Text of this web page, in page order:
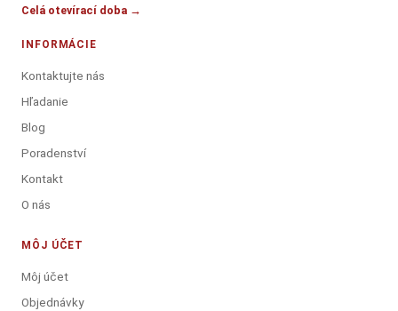
Celá otevírací doba →
INFORMÁCIE
Kontaktujte nás
Hľadanie
Blog
Poradenství
Kontakt
O nás
MÔJ ÚČET
Môj účet
Objednávky